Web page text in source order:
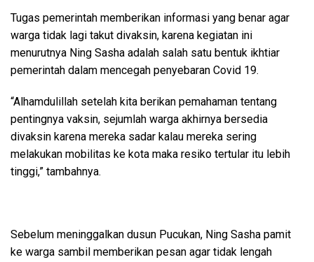
Tugas pemerintah memberikan informasi yang benar agar
warga tidak lagi takut divaksin, karena kegiatan ini
menurutnya Ning Sasha adalah salah satu bentuk ikhtiar
pemerintah dalam mencegah penyebaran Covid 19.
“Alhamdulillah setelah kita berikan pemahaman tentang
pentingnya vaksin, sejumlah warga akhirnya bersedia
divaksin karena mereka sadar kalau mereka sering
melakukan mobilitas ke kota maka resiko tertular itu lebih
tinggi,” tambahnya.
Sebelum meninggalkan dusun Pucukan, Ning Sasha pamit
ke warga sambil memberikan pesan agar tidak lengah